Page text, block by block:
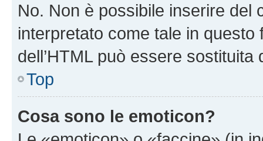
No. Non è possibile inserire del
interpretato come tale in
dell’HTML può essere sostituita
Top
Cosa sono le emoticon?